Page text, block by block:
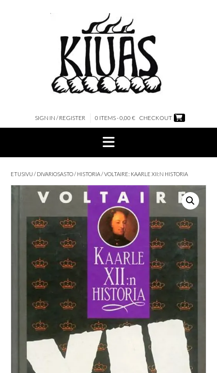
SIGN IN / REGISTER 0 ITEMS - 0,00 € CHECKOUT
ETUSIVU / DIVARIOSASTO/ HISTORIA/ VOLTAIRE: KAARLE XII:N HISTORIA